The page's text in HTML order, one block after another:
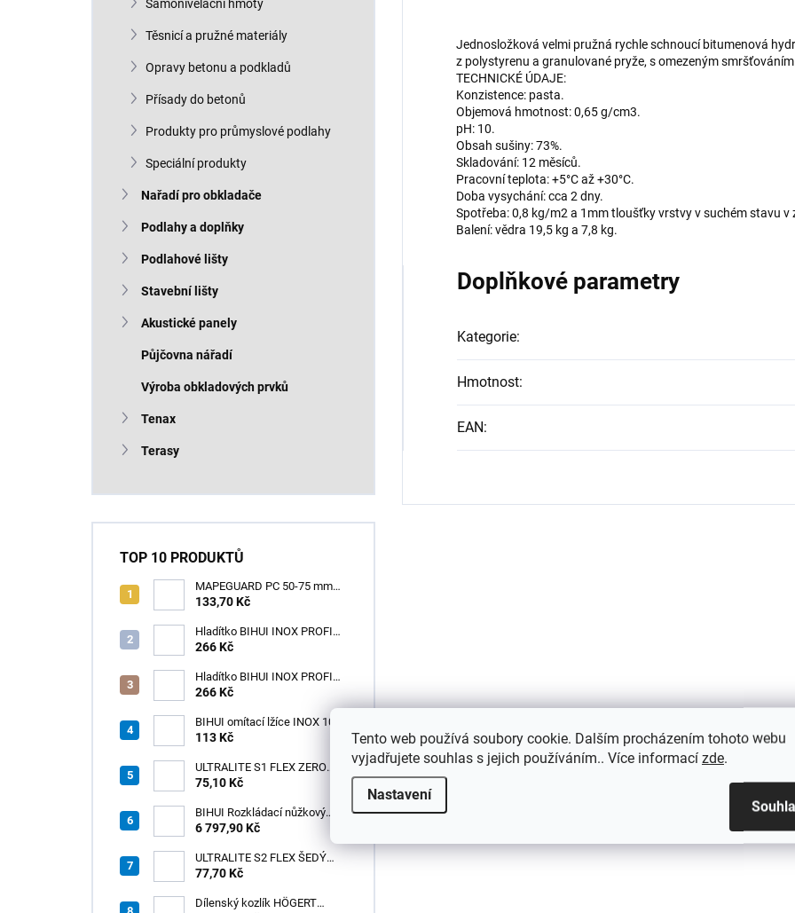
Tento web používá soubory cookie. Dalším procházením tohoto webu
vyjadřujete souhlas s jejich používáním.. Více informací zde.
Nastavení
Samonivelační hmoty
Těsnicí a pružné materiály
Opravy betonu a podkladů
Přísady do betonů
Produkty pro průmyslové podlahy
Speciální produkty
Nařadí pro obkladače
Podlahy a doplňky
Podlahové lišty
Stavební lišty
Akustické panely
Půjčovna nářadí
Výroba obkladových prvků
Tenax
Terasy
TOP 10 PRODUKTŮ
MAPEGUARD PC 50-75 mm
(1box=25ks) /1ks
133,70 Kč
Hladítko BIHUI INOX PROFI
280 x 120 mm zub 12mm -
266 Kč
Hladítko BIHUI INOX PROFI
280 x 120 mm zub 3,2mm -
266 Kč
BIHUI omítací lžíce INOX 100
× 110 mm – měkká
113 Kč
ULTRALITE S1 FLEX ZERO
BÍLÝ NOVINKA/15kg
75,10 Kč
BIHUI Rozkládací nůžkový
pracovní stůl 221×113×73 cm
6 797,90 Kč
ULTRALITE S2 FLEX ŠEDÝ
/15kg
77,70 Kč
Dílenský kozlík HÖGERT
Jednosložková velmi pružná rychle schnoucí bitumenová
z polystyrenu a granulované pryže, s omezeným
TECHNICKÉ ÚDAJE:
Konzistence: pasta.
Objemová hmotnost: 0,65 g/cm3.
pH: 10.
Obsah sušiny: 73%.
Skladování: 12 měsíců.
Pracovní teplota: +5°C až +30°C.
Doba vysychání: cca 2 dny.
Spotřeba: 0,8 kg/m2 a 1mm tloušťky vrstvy v suchém stavu
Balení: vědra 19,5 kg a 7,8 kg.
Doplňkové parametry
Kategorie:
Hmotnost:
EAN: